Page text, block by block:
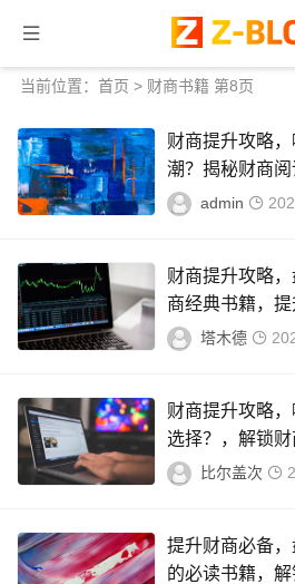
当前位置： 首页 > 财商书籍 第8页
财商提升攻略
潮？揭秘财商
棚，财商提升
admin
财商提升攻略
商经典书籍，
经典财商书籍推
塔木德
财商提升攻略
选择？，解锁
商提升书籍
比尔盖次
提升财商必备
的必读书籍，